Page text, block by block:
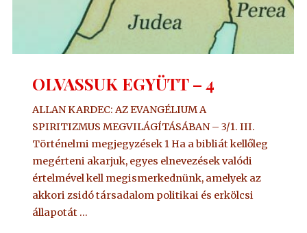
OLVASSUK EGYÜTT – 4
ALLAN KARDEC: AZ EVANGÉLIUM A
SPIRITIZMUS MEGVILÁGÍTÁSÁBAN – 3/1. III.
Történelmi megjegyzések 1 Ha a bibliát kellőleg
megérteni akarjuk, egyes elnevezések valódi
értelmével kell megismerkednünk, amelyek az
akkori zsidó társadalom politikai és erkölcsi
állapotát …